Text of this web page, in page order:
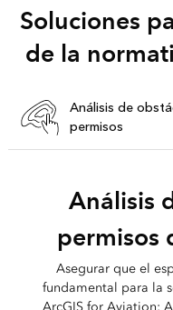
Soluciones
de la
Análisis de
permisos
Análisis
permisos
Asegurar que el
fundamental para la